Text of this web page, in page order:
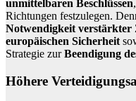
unmittelbaren Beschlüssen
Richtungen festzulegen.
Notwendigkeit verstärkter
europäischen Sicherheit
Strategie zurBeendigung
Höhere